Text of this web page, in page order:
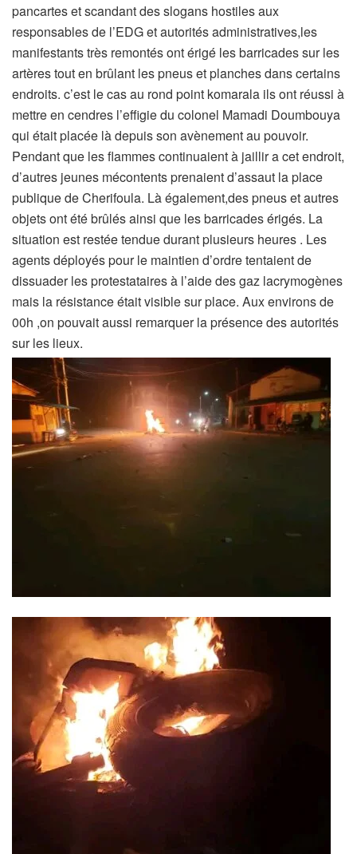
pancartes et scandant des slogans hostiles aux
responsables de l’EDG et autorités administratives,les
manifestants très remontés ont érigé les barricades sur les
artères tout en brûlant les pneus et planches dans certains
endroits. c’est le cas au rond point komarala ils ont réussi à
mettre en cendres l’effigie du colonel Mamadi Doumbouya
qui était placée là depuis son avènement au pouvoir.
Pendant que les flammes continuaient à jaillir a cet endroit,
d’autres jeunes mécontents prenaient d’assaut la place
publique de Cherifoula. Là également,des pneus et autres
objets ont été brûlés ainsi que les barricades érigés. La
situation est restée tendue durant plusieurs heures . Les
agents déployés pour le maintien d’ordre tentaient de
dissuader les protestataires à l’aide des gaz lacrymogènes
mais la résistance était visible sur place. Aux environs de
00h ,on pouvait aussi remarquer la présence des autorités
sur les lieux.